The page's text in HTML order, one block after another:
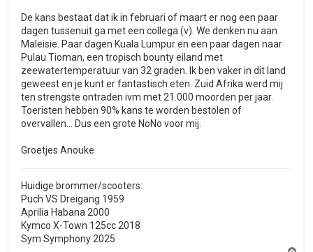
De kans bestaat dat ik in februari of maart er nog een paar
dagen tussenuit ga met een collega (v). We denken nu aan
Maleisie. Paar dagen Kuala Lumpur en een paar dagen naar
Pulau Tioman, een tropisch bounty eiland met
zeewatertemperatuur van 32 graden. Ik ben vaker in dit land
geweest en je kunt er fantastisch eten. Zuid Afrika werd mij
ten strengste ontraden ivm met 21.000 moorden per jaar.
Toeristen hebben 90% kans te worden bestolen of
overvallen... Dus een grote NoNo voor mij.
Groetjes Anouke
Huidige brommer/scooters:
Puch VS Dreigang 1959
Aprilia Habana 2000
Kymco X-Town 125cc 2018
Sym Symphony 2025